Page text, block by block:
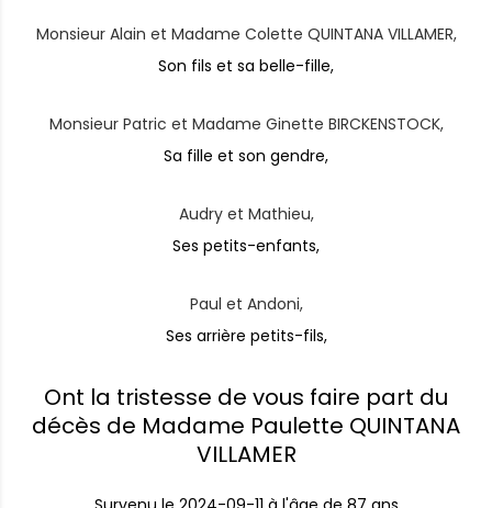
Monsieur Alain et Madame Colette QUINTANA VILLAMER,
Son fils et sa belle-fille,
Monsieur Patric et Madame Ginette BIRCKENSTOCK,
Sa fille et son gendre,
Audry et Mathieu,
Ses petits-enfants,
Paul et Andoni,
Ses arrière petits-fils,
Ont la tristesse de vous faire part du
décès de Madame Paulette QUINTANA
VILLAMER